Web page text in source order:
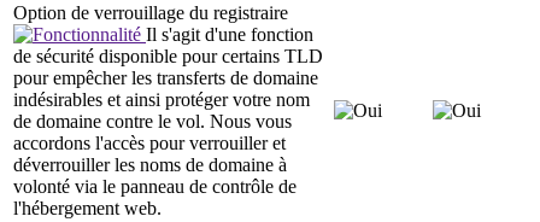
Option de verrouillage du registraire
Il s'agit d'une fonction
de sécurité disponible pour certains TLD
pour empêcher les transferts de domaine
indésirables et ainsi protéger votre nom
de domaine contre le vol. Nous vous
accordons l'accès pour verrouiller et
déverrouiller les noms de domaine à
volonté via le panneau de contrôle de
l'hébergement web.